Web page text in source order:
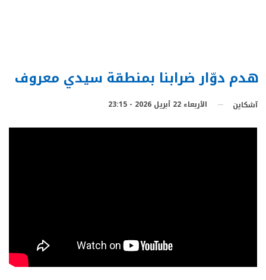
هدم دوّار ضرابنا بمنطقة سيدي معروف
آشكاين الأربعاء 22 أبريل 2026 - 23:15